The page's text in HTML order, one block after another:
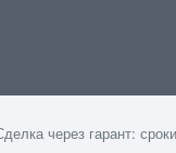
через гарант: